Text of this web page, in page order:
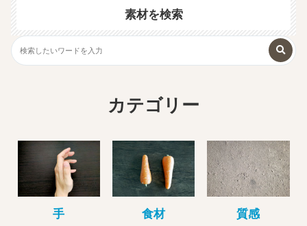
素材を検索
カテゴリー
手 食材 質感